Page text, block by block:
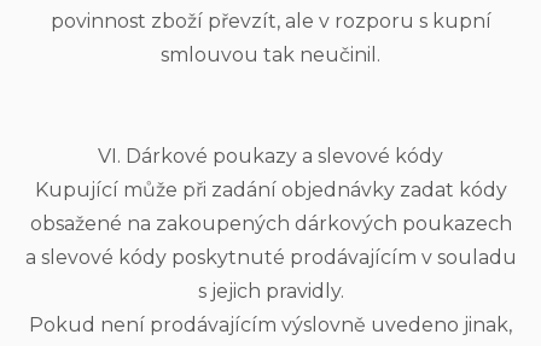
povinnost zboží převzít, ale v rozporu s kupní
smlouvou tak neučinil.
VI. Dárkové poukazy a slevové kódy
Kupující může při zadání objednávky zadat kódy
obsažené na zakoupených dárkových poukazech
a slevové kódy poskytnuté prodávajícím v souladu
s jejich pravidly.
Pokud není prodávajícím výslovně uvedeno jinak,